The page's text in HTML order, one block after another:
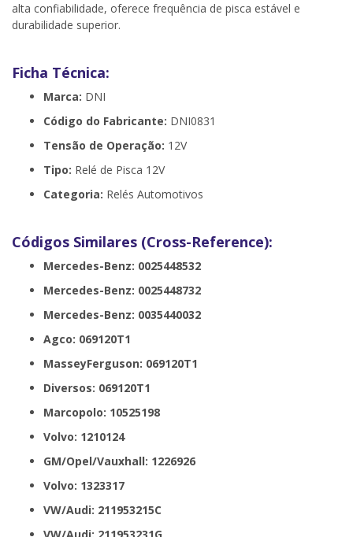
alta confiabilidade, oferece frequência de pisca estável e
durabilidade superior.
Ficha Técnica:
Marca: DNI
Código do Fabricante: DNI0831
Tensão de Operação: 12V
Tipo: Relé de Pisca 12V
Categoria: Relés Automotivos
Códigos Similares (Cross-Reference):
Mercedes-Benz: 0025448532
Mercedes-Benz: 0025448732
Mercedes-Benz: 0035440032
Agco: 069120T1
MasseyFerguson: 069120T1
Diversos: 069120T1
Marcopolo: 10525198
Volvo: 1210124
GM/Opel/Vauxhall: 1226926
Volvo: 1323317
VW/Audi: 211953215C